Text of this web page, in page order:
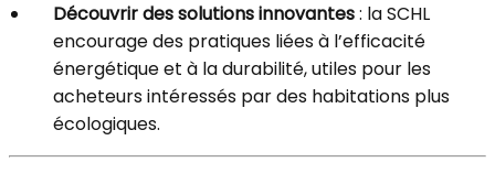
Découvrir des solutions innovantes: la SCHL
encourage des pratiques liées à l’efficacité
énergétique et à la durabilité, utiles pour les
acheteurs intéressés par des habitations plus
écologiques.